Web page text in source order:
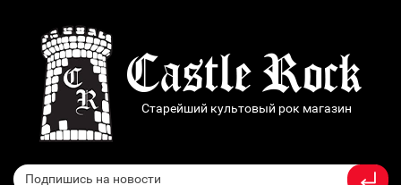
Старейший культовый рок магазин